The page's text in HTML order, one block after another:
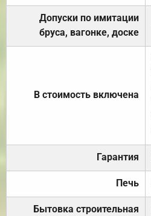
Допуски по имитации
бруса, вагонке, доске
В стоимость включена
Гарантия
Печь
Бытовка строительная